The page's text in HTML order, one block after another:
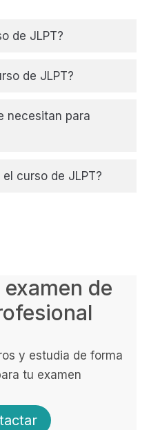
de JLPT?
de JLPT?
necesitan para
curso de JLPT?
de
y estudia de forma
tu examen